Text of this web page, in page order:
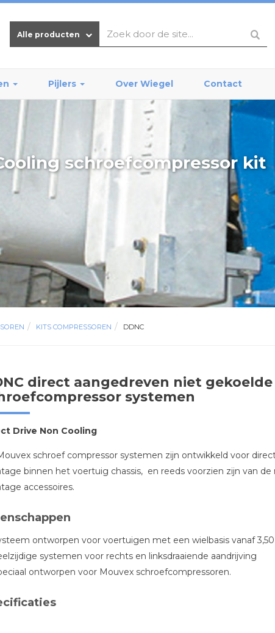
Alle producten
Pijlers Over Wiegel Contact
schroefcompressor kit
KITS COMPRESSOREN DDNC
direct aangedreven niet gekoelde
systemen
Drive Non Cooling
schroef compressor systemen zijn ontwikkeld voor
binnen het voertuig chassis, en reeds voorzien zijn van
accessoires.
ontworpen voor voertuigen met een wielbasis vanaf
systemen voor rechts en linksdraaiende aandrijving
ontworpen voor Mouvex schroefcompressoren.